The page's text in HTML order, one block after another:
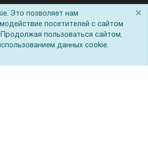
Это позволяет нам
посетителей с сайтом
пользоваться сайтом,
данных cookie.
×